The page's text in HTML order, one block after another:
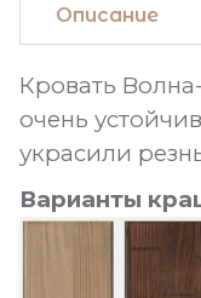
Описание
Кровать
очень
украсили
Варианты